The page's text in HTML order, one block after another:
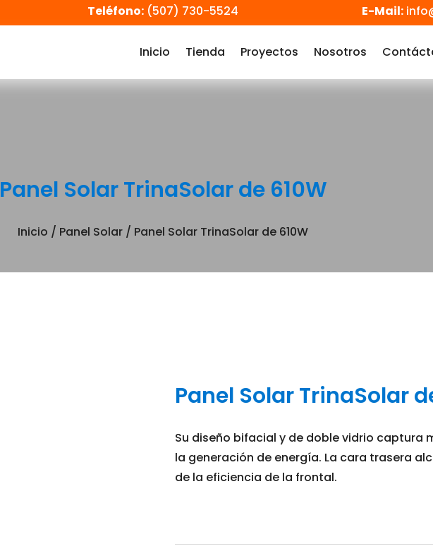
Teléfono:(507) 730-5524 E-Mail:
Inicio Tienda Proyectos Nosotros
Panel Solar TrinaSolar de 610W
Inicio / Panel Solar / Panel Solar TrinaSolar de 610W
Panel Solar TrinaSolar
Su diseño bifacial y de doble vidrio captura
la generación de energía. La cara trasera
de la eficiencia de la frontal.